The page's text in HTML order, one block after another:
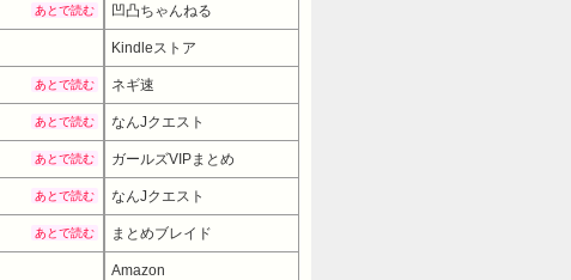
あとで読む 凹凸ちゃんねる
Kindleストア
あとで読む ネギ速
あとで読む なんJクエスト
あとで読む ガールズVIPまとめ
あとで読む なんJクエスト
あとで読む まとめブレイド
Amazon